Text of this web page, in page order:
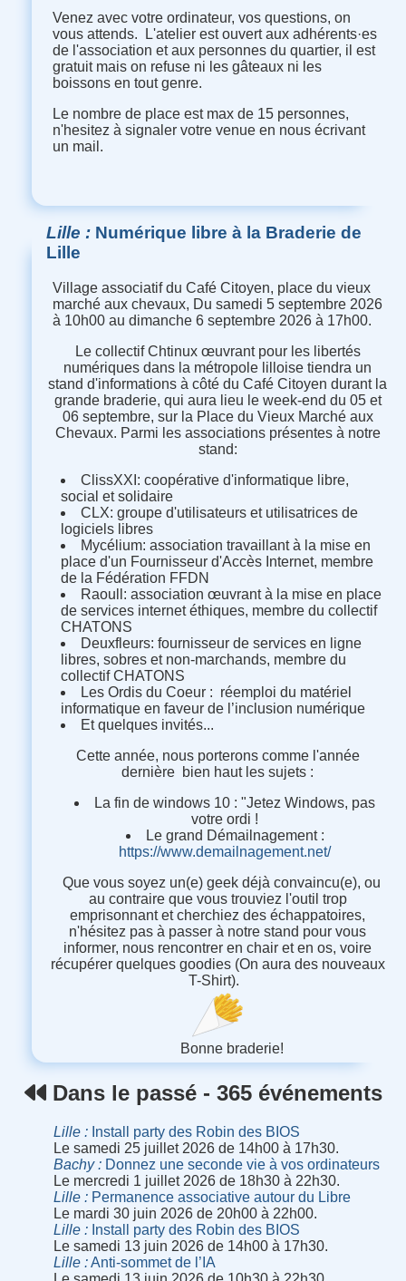
Venez avec votre ordinateur, vos questions, on
vous attends. L'atelier est ouvert aux adhérents·es
de l'association et aux personnes du quartier, il est
gratuit mais on refuse ni les gâteaux ni les
boissons en tout genre.
Le nombre de place est max de 15 personnes,
n'hesitez à signaler votre venue en nous écrivant
un mail.
Lille Numérique libre à la Braderie de
Lille
Village associatif du Café Citoyen, place du vieux
marché aux chevaux, Du samedi 5 septembre 2026
à 10h00 au dimanche 6 septembre 2026 à 17h00.
Le collectif Chtinux œuvrant pour les libertés
numériques dans la métropole lilloise tiendra un
stand d'informations à côté du Café Citoyen durant la
grande braderie, qui aura lieu le week-end du 05 et
06 septembre, sur la Place du Vieux Marché aux
Chevaux. Parmi les associations présentes à notre
stand:
ClissXXI: coopérative d'informatique libre,
social et solidaire
CLX: groupe d'utilisateurs et utilisatrices de
logiciels libres
Mycélium: association travaillant à la mise en
place d'un Fournisseur d'Accès Internet, membre
de la Fédération FFDN
Raoull: association œuvrant à la mise en place
de services internet éthiques, membre du collectif
CHATONS
Deuxfleurs: fournisseur de services en ligne
libres, sobres et non-marchands, membre du
collectif CHATONS
Les Ordis du Coeur : réemploi du matériel
informatique en faveur de l’inclusion numérique
Et quelques invités...
Cette année, nous porterons comme l'année
dernière bien haut les sujets :
La fin de windows 10 : "Jetez Windows, pas
votre ordi !
Le grand Démailnagement :
https://www.demailnagement.net/
Que vous soyez un(e) geek déjà convaincu(e), ou
au contraire que vous trouviez l'outil trop
emprisonnant et cherchiez des échappatoires,
n'hésitez pas à passer à notre stand pour vous
informer, nous rencontrer en chair et en os, voire
récupérer quelques goodies (On aura des nouveaux
T-Shirt).
Bonne braderie!
Dans le passé - 365 événements
Lille
Install party des Robin des BIOS
Le samedi 25 juillet 2026 de 14h00 à 17h30.
Bachy
Donnez une seconde vie à vos ordinateurs
Le mercredi 1 juillet 2026 de 18h30 à 22h30.
Lille
Permanence associative autour du Libre
Le mardi 30 juin 2026 de 20h00 à 22h00.
Lille
Install party des Robin des BIOS
Le samedi 13 juin 2026 de 14h00 à 17h30.
Lille
Anti-sommet de l’IA